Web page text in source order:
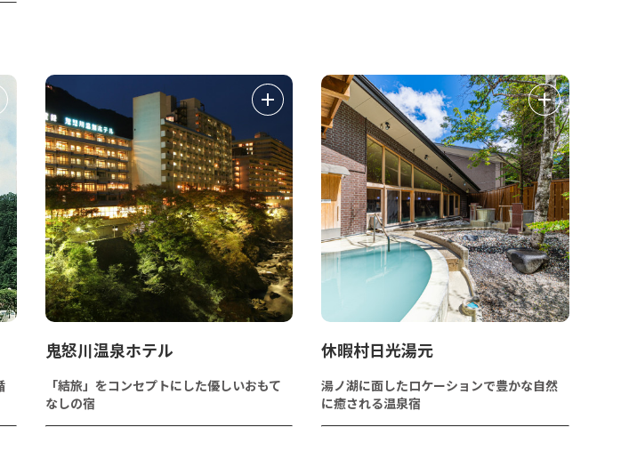
鬼怒川温泉ホテル
「結旅」をコンセプトにした優しいおもて
なしの宿
休暇村日光湯元
湯ノ湖に面したロケーションで豊かな自然
に癒される温泉宿